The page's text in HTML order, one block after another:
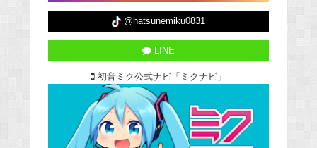
@hatsunemiku0831
LINE
初音ミク公式ナビ「ミクナビ」